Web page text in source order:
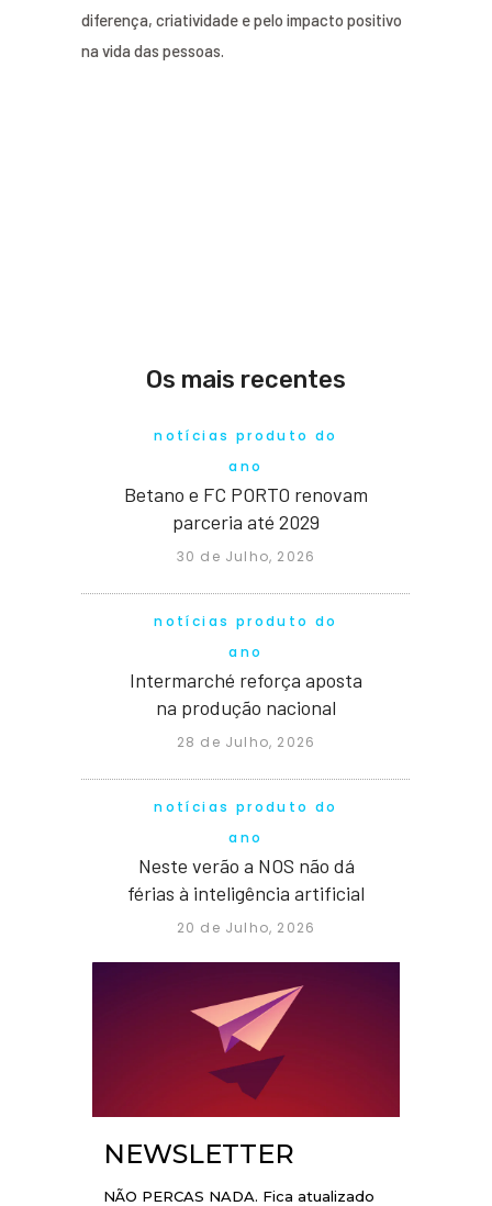
diferença, criatividade e pelo impacto positivo
na vida das pessoas.
Os mais recentes
notícias produto do
ano
Betano e FC PORTO renovam
parceria até 2029
30 de Julho, 2026
notícias produto do
ano
Intermarché reforça aposta
na produção nacional
28 de Julho, 2026
notícias produto do
ano
Neste verão a NOS não dá
férias à inteligência artificial
20 de Julho, 2026
NEWSLETTER
NÃO PERCAS NADA. Fica atualizado